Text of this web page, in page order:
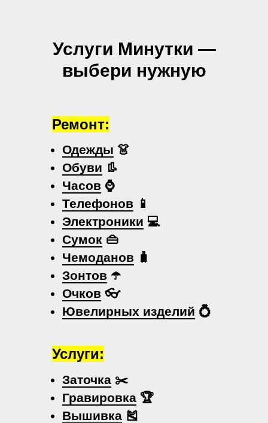
Услуги Минутки —
выбери нужную
Одежды 👗
Обуви 👢
Часов ⌚
Телефонов 📱
Электроники 💻
Сумок 👜
Чемоданов 🧳
Зонтов ☂️
Очков 👓
Ювелирных изделий 💍
Заточка ✂️
Гравировка 🏆
Вышивка 🎽
Ремонт:
Услуги: